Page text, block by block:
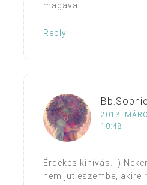
magával.
Reply
Bb.Sophie
2013.
10:48
Érdekes kihívás. :)
nem jut eszembe, akire